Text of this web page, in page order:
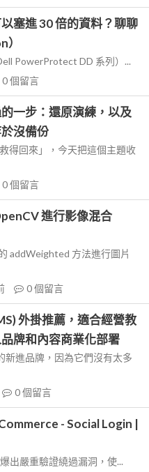
塞進 30 倍的資料？聊聊
PowerProtect DD 系列）...
0個留言
一步：還原演練，以及
沒備份
得回來」，今天把這個主題收
0個留言
進行影像混合
addWeighted 方法進行圖片
0個留言
外掛推薦，適合經營教
牌和內容商業化部署
進品牌，因為它們沒有太多
0個留言
- Social Login |
出嚴重驗證繞過漏洞，使...